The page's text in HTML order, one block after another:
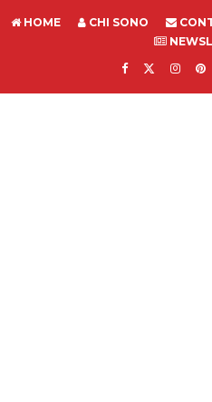
HOME CHI SONO